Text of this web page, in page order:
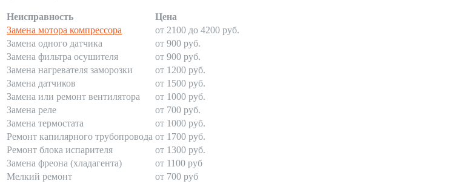
Неисправность
Цена
Замена мотора компрессора
от 2100 до 4200 руб.
Замена одного датчика
от 900 руб.
Замена фильтра осушителя
от 900 руб.
Замена нагревателя заморозки
от 1200 руб.
Замена датчиков
от 1500 руб.
Замена или ремонт вентилятора
от 1000 руб.
Замена реле
от 700 руб.
Замена термостата
от 1000 руб.
Ремонт капилярного трубопровода от 1700 руб.
Ремонт блока испарителя
от 1300 руб.
Замена фреона (хладагента)
от 1100 руб
Мелкий ремонт
от 700 руб